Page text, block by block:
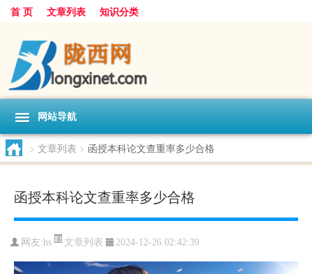
首 页 文章列表 知识分类
网站导航
> 文章列表 > 函授本科论文查重率多少合格
函授本科论文查重率多少合格
网友:hs 文章列表 2024-12-26 02:42:39